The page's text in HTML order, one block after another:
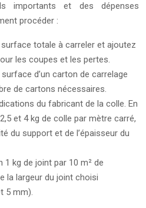
importants et des dépenses
procéder :
totale à carreler et ajoutez
les coupes et les pertes.
d’un carton de carrelage
de cartons nécessaires.
du fabricant de la colle. En
et 4 kg de colle par mètre carré,
du support et de l’épaisseur du
1 kg de joint par 10 m² de
la largeur du joint choisi
5 mm).